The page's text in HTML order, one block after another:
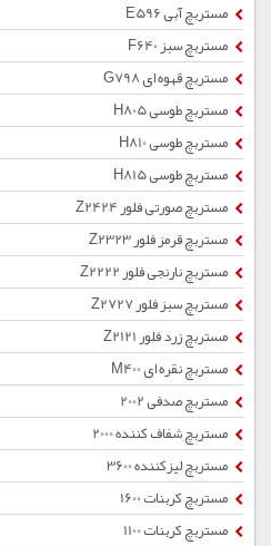
مستربچ آبی E596
مستربچ سبز F640
مستربچ قهوه ای G798
مستربچ طوسی H805
مستربچ طوسی H810
مستربچ طوسی H815
مستربچ صورتی فلور Z2424
مستربچ قرمز فلور Z2323
مستربچ نارنجی فلور Z2222
مستربچ سبز فلور Z2727
مستربچ زرد فلور Z2121
مستربچ نقره ای M400
مستربچ صدفی 2002
مستربچ شفاف کننده 2000
مستربچ لیزکننده 3600
مستربچ کربنات 1600
مستربچ کربنات 1100